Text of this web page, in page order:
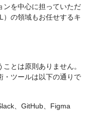
ンを中心に担っていただ
）の領域もお任せするキ
とは原則ありません。
・ツールは以下の通りで
、GitHub、Figma